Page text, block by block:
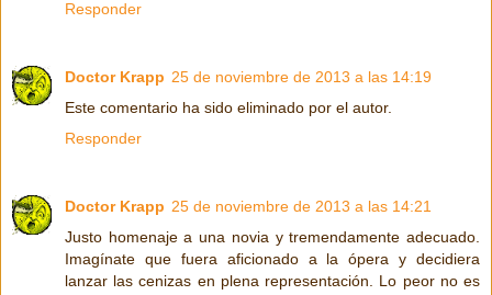
Responder
Doctor Krapp 25 de noviembre de 2013 a las 14:19
Este comentario ha sido eliminado por el autor.
Responder
Doctor Krapp 25 de noviembre de 2013 a las 14:21
Justo homenaje a una novia y tremendamente adecuado.
Imagínate que fuera aficionado a la ópera y decidiera
lanzar las cenizas en plena representación. Lo peor no es